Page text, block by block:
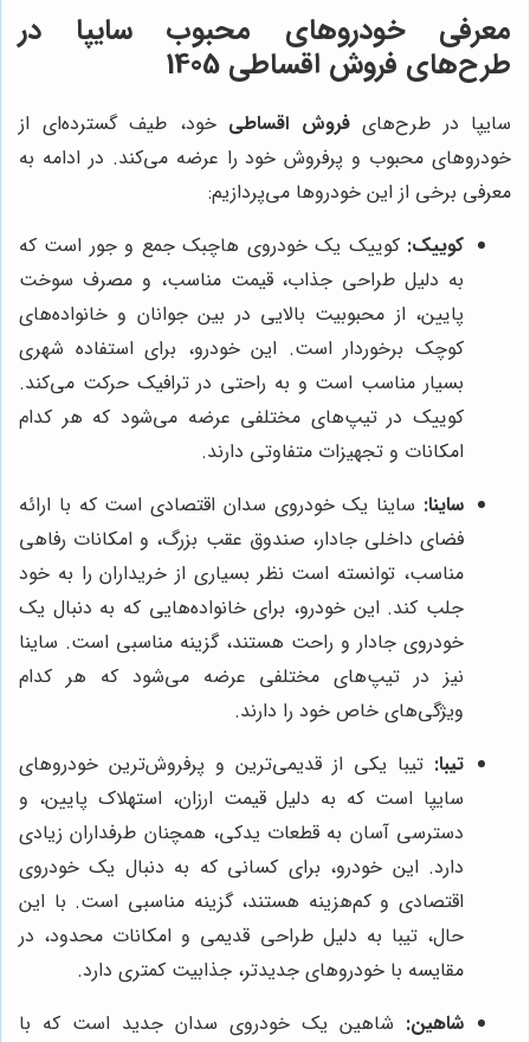
معرفی خودروهای محبوب سایپا در
طرح‌های فروش اقساطی 1405
سایپا در طرح‌هایفروش اقساطی خود، طیف گسترده‌ای از
خودروهای محبوب و پرفروش خود را عرضه می‌کند. در ادامه به
معرفی برخی از این خودروها می‌پردازیم:
کوییک: کوییک یک خودروی هاچبک جمع و جور است که
به دلیل طراحی جذاب، قیمت مناسب، و مصرف سوخت
پایین، از محبوبیت بالایی در بین جوانان و خانواده‌های
کوچک برخوردار است. این خودرو، برای استفاده شهری
بسیار مناسب است و به راحتی در ترافیک حرکت می‌کند.
کوییک در تیپ‌های مختلفی عرضه می‌شود که هر کدام
امکانات و تجهیزات متفاوتی دارند.
ساینا: ساینا یک خودروی سدان اقتصادی است که با ارائه
فضای داخلی جادار، صندوق عقب بزرگ، و امکانات رفاهی
مناسب، توانسته است نظر بسیاری از خریداران را به خود
جلب کند. این خودرو، برای خانواده‌هایی که به دنبال یک
خودروی جادار و راحت هستند، گزینه مناسبی است. ساینا
نیز در تیپ‌های مختلفی عرضه می‌شود که هر کدام
ویژگی‌های خاص خود را دارند.
تیبا: تیبا یکی از قدیمی‌ترین و پرفروش‌ترین خودروهای
سایپا است که به دلیل قیمت ارزان، استهلاک پایین، و
دسترسی آسان به قطعات یدکی، همچنان طرفداران زیادی
دارد. این خودرو، برای کسانی که به دنبال یک خودروی
اقتصادی و کم‌هزینه هستند، گزینه مناسبی است. با این
حال، تیبا به دلیل طراحی قدیمی و امکانات محدود، در
مقایسه با خودروهای جدیدتر، جذابیت کمتری دارد.
شاهین: شاهین یک خودروی سدان جدید است که با